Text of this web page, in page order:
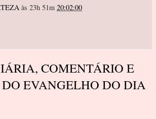
às 23h 51m 20:02:00
COMENTÁRIO E
EVANGELHO DO DIA